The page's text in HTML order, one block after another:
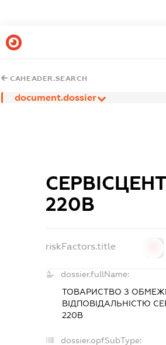
CAHEADER.SEARCH
document.dossier
220В
riskFactors.title
dossier.fullName:
ТОВАРИСТВО З
ВІДПОВІДАЛЬНІСТЮ
220В
dossier.opfSubType: